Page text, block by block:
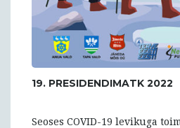
19. PRESIDENDIMATK 2022
Seoses COVID-19 levikuga